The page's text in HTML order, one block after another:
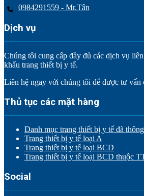
0984291559 - Mr.Tân
Dịch vụ
Chúng tôi cung cấp đầy đủ các dịch vụ
khẩu trang thiết bị y tế.
Liên hệ ngay với chúng tôi để được tư vấn
Thủ tục các mặt hàng
Danh mục trang thiết bị y tế đã
Trang thiết bị y tế loại A
Trang thiết bị y tế loại BCD
Trang thiết bị y tế loại BCD thuộc
Social